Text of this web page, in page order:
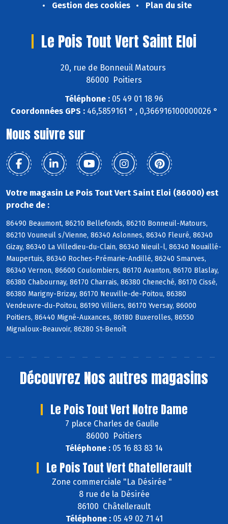
Gestion des cookies
Plan du site
Le Pois Tout Vert Saint Eloi
20, rue de Bonneuil Matours
86000 Poitiers
Téléphone : 05 49 01 18 96
Coordonnées GPS :46,5859161 ° , 0,366916100000026 °
Nous suivre sur
Votre magasin Le Pois Tout Vert Saint Eloi (86000) est
proche de :
86490 Beaumont, 86210 Bellefonds, 86210 Bonneuil-Matours,
86210 Vouneuil s/Vienne, 86340 Aslonnes, 86340 Fleuré, 86340
Gizay, 86340 La Villedieu-du-Clain, 86340 Nieuil-l, 86340 Nouaillé-
Maupertuis, 86340 Roches-Prémarie-Andillé, 86240 Smarves,
86340 Vernon, 86600 Coulombiers, 86170 Avanton, 86170 Blaslay,
86380 Chabournay, 86170 Charrais, 86380 Cheneché, 86170 Cissé,
86380 Marigny-Brizay, 86170 Neuville-de-Poitou, 86380
Vendeuvre-du-Poitou, 86190 Villiers, 86170 Yversay, 86000
Poitiers, 86440 Migné-Auxances, 86180 Buxerolles, 86550
Mignaloux-Beauvoir, 86280 St-Benoît
Découvrez Nos autres magasins
Le Pois Tout Vert Notre Dame
7 place Charles de Gaulle
86000 Poitiers
Téléphone : 05 16 83 83 14
Le Pois Tout Vert Chatellerault
Zone commerciale "La Désirée "
8 rue de la Désirée
86100 Châtellerault
Téléphone :05 49 02 71 41